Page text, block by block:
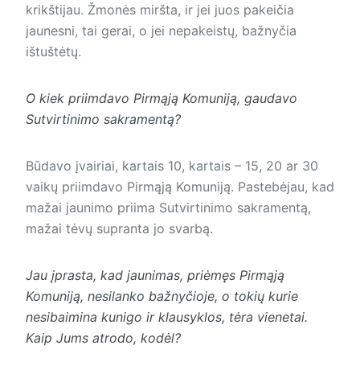
krikštijau. Žmonės miršta, ir jei juos pakeičia
jaunesni, tai gerai, o jei nepakeistų, bažnyčia
ištuštėtų.
O kiek priimdavo Pirmąją Komuniją, gaudavo
Sutvirtinimo sakramentą?
Būdavo įvairiai, kartais 10, kartais – 15, 20 ar 30
vaikų priimdavo Pirmąją Komuniją. Pastebėjau, kad
mažai jaunimo priima Sutvirtinimo sakramentą,
mažai tėvų supranta jo svarbą.
Jau įprasta, kad jaunimas, priėmęs Pirmąją
Komuniją, nesilanko bažnyčioje, o tokių kurie
nesibaimina kunigo ir klausyklos, tėra vienetai.
Kaip Jums atrodo, kodėl?